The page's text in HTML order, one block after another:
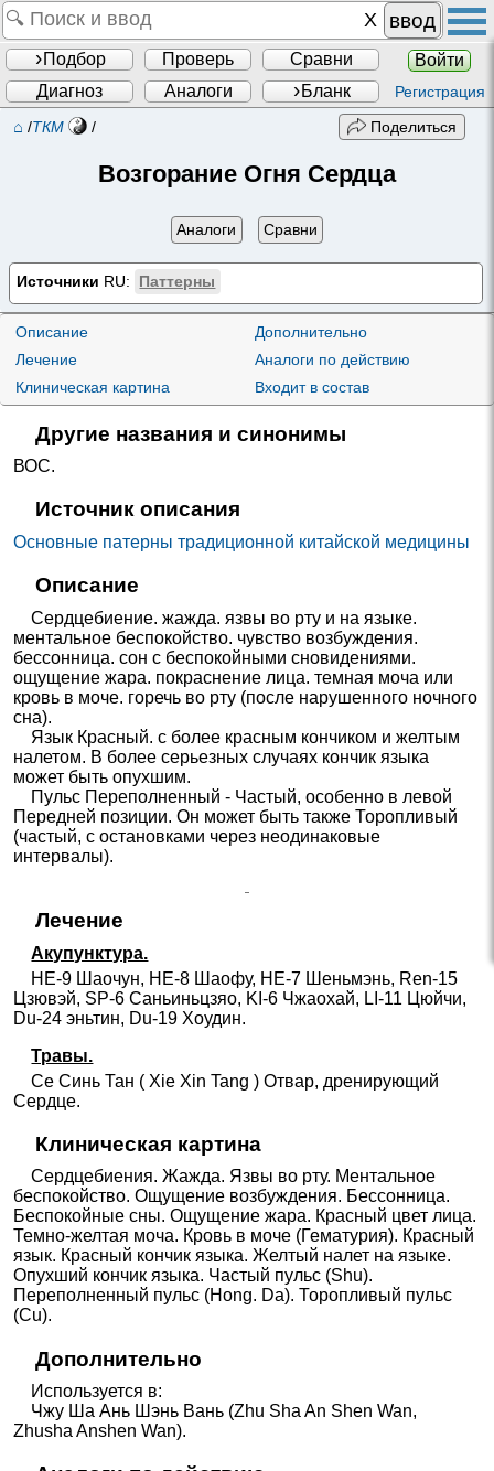
ввод
Подбор Проверь Сравни
Войти
Диагноз
Аналоги Бланк Регистрация
⌂ /ТКМ / Поделиться
Возгорание Огня Сердца
Аналоги Сравни
Источники RU: Паттерны
Описание
Лечение
Клиническая картина
Дополнительно
Аналоги по действию
Входит в состав
Другие названия и синонимы
ВОС.
Источник описания
Основные патерны традиционной китайской медицины
Описание
Сердцебиение. жажда. язвы во рту и на языке.
ментальное беспокойство. чувство возбуждения.
бессонница. сон с беспокойными сновидениями.
ощущение жара. покраснение лица. темная моча или
кровь в моче. горечь во рту (после нарушенного ночного
сна).
Язык Красный. с более красным кончиком и желтым
налетом. В более серьезных случаях кончик языка
может быть опухшим.
Пульс Переполненный - Частый, особенно в левой
Передней позиции. Он может быть также Торопливый
(частый, с остановками через неодинаковые
интервалы).
Лечение
Акупунктура.
HE-9 Шаочун, HE-8 Шаофу, HE-7 Шеньмэнь, Ren-15
Цзювэй, SP-6 Саньиньцзяо, KI-6 Чжаохай, LI-11 Цюйчи,
Du-24 эньтин, Du-19 Хоудин.
Травы.
Се Синь Тан ( Xie Xin Tang ) Отвар, дренирующий
Сердце.
Клиническая картина
Сердцебиения. Жажда. Язвы во рту. Ментальное
беспокойство. Ощущение возбуждения. Бессонница.
Беспокойные сны. Ощущение жара. Красный цвет лица.
Темно-желтая моча. Кровь в моче (Гематурия). Красный
язык. Красный кончик языка. Желтый налет на языке.
Опухший кончик языка. Частый пульс (Shu).
Переполненный пульс (Hong. Da). Торопливый пульс
(Cu).
Дополнительно
Используется в:
Чжу Ша Ань Шэнь Вань (Zhu Sha An Shen Wan,
Zhusha Anshen Wan).